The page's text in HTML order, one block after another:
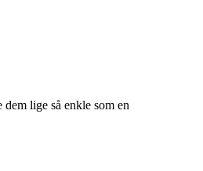
lige så enkle som en